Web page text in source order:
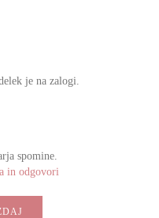
je na zalogi.
spomine.
in odgovori